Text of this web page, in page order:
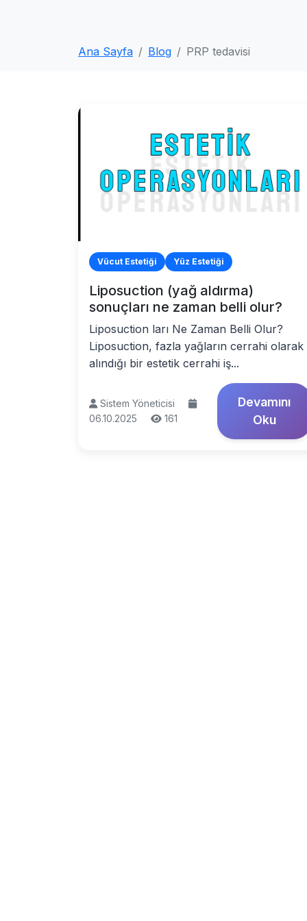
Ana Sayfa Blog PRP tedavisi
Vücut Estetiği Yüz Estetiği
Liposuction (yağ aldırma)
sonuçları ne zaman belli olur?
Liposuction ları Ne Zaman Belli Olur?
Liposuction, fazla yağların cerrahi olarak
alındığı bir estetik cerrahi iş...
Sistem Yöneticisi
06.10.2025
161
Devamını
Oku